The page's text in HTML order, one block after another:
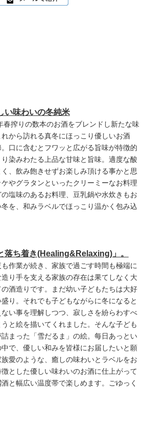
い味わいの冬純米
春搾りの数本のお酒をブレンドし新たな味
から訪れる真冬にほっこり優しいお酒
口に含むとフワッと広がる旨味が特徴的
染みわたる上品な甘味と旨味。適度な酸
、飲み飽きせずお楽しみ頂ける事かと思
やグラタンといったクリーミーなお料理
塩味のあるお料理、豆乳鍋や水炊きもお
を、和みラベルでほっこり温かく包み込
落ち着き(Healing&Relaxing)」。
作業が続き、家族で過ごす時間も極端に
り手を支える家族の存在は果てしなく大
酒造りです。まだ幼い子どもたちは大好
り。それでも子どもながらに冬になると
い事を理解しつつ、寂しさを紛らわすべ
と絵を描いてくれました。そんな子ども
まった「雪だるま」の絵。每日あっとい
で、優しい和みを皆様にお届したいと願
愛のような、癒しの味わいとラベルをお
とした優しい味わいのお酒に仕上がって
と幅広い温度帯で楽しめます。ごゆっく